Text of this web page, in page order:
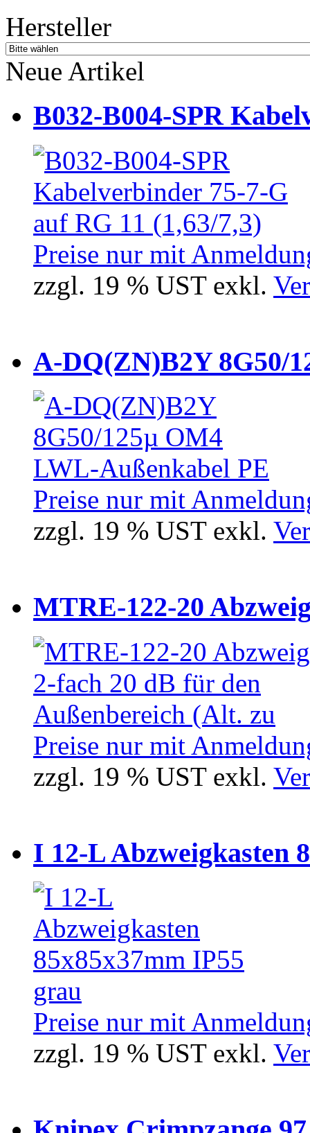
Hersteller
Neue Artikel
B032-B004-SPR
Preise nur mit
zzgl. 19 % UST exkl.
A-DQ(ZN)B2Y 8G50/
Preise nur mit
zzgl. 19 % UST exkl.
MTRE-122-20
Preise nur mit
zzgl. 19 % UST exkl.
I 12-L Abzweigkasten
Preise nur mit
zzgl. 19 % UST exkl.